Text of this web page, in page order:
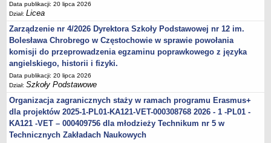
Data publikacji: 20 lipca 2026
Dział:Licea
Zarządzenie nr 4/2026 Dyrektora Szkoły Podstawowej nr 12 im.
Bolesława Chrobrego w Częstochowie w sprawie powołania
komisji do przeprowadzenia egzaminu poprawkowego z języka
angielskiego, historii i fizyki.
Data publikacji: 20 lipca 2026
Dział:Szkoły Podstawowe
Organizacja zagranicznych staży w ramach programu Erasmus+
dla projektów 2025-1-PL01-KA121-VET-000308768 2026 - 1 -PL01 -
KA121 -VET – 000409756 dla młodzieży Technikum nr 5 w
Technicznych Zakładach Naukowych